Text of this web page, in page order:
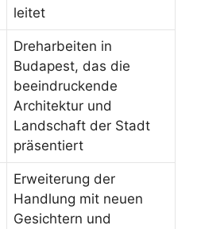
leitet
Dreharbeiten in
Budapest, das die
beeindruckende
Architektur und
Landschaft der Stadt
präsentiert
Erweiterung der
Handlung mit neuen
Gesichtern und